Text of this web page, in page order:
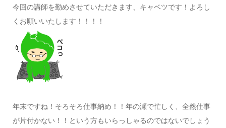
今回の講師を勤めさせていただきます、キャベツです！よろし
くお願いいたします！！！！
年末ですね！そろそろ仕事納め！！年の瀬で忙しく、全然仕事
が片付かない！！という方もいらっしゃるのではないでしょう